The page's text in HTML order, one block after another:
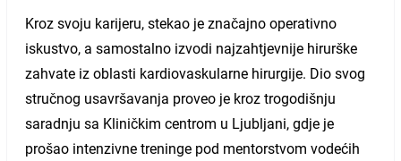
Kroz svoju karijeru, stekao je značajno operativno
iskustvo, a samostalno izvodi najzahtjevnije hirurške
zahvate iz oblasti kardiovaskularne hirurgije. Dio svog
stručnog usavršavanja proveo je kroz trogodišnju
saradnju sa Kliničkim centrom u Ljubljani, gdje je
prošao intenzivne treninge pod mentorstvom vodećih